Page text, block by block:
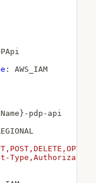
:
AWS_IAM
} - pdp - api